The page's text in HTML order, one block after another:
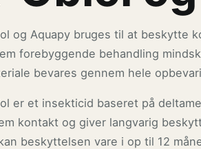
og Aquapy bruges til at beskytte
forebyggende behandling
bevares gennem hele
er et insekticid baseret på
kontakt og giver langvarig
beskyttelsen vare i op til 12